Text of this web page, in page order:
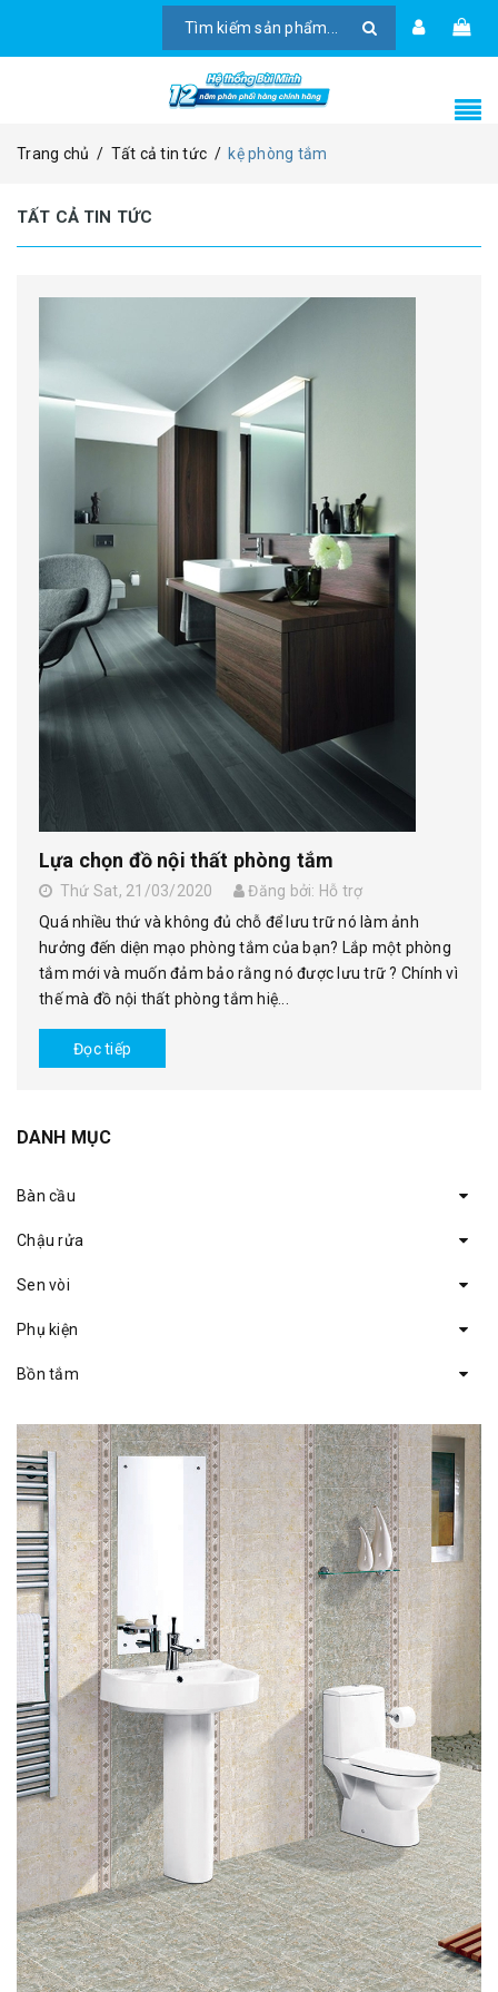
Trang chủ / Tất cả tin tức / kệ phòng tắm
TẤT CẢ TIN TỨC
Lựa chọn đồ nội thất phòng tắm
Thứ Sat, 21/03/2020
Đăng bởi: Hỗ trợ
Quá nhiều thứ và không đủ chỗ để lưu trữ nó làm ảnh
hưởng đến diện mạo phòng tắm của bạn? Lắp một phòng
tắm mới và muốn đảm bảo rằng nó được lưu trữ ? Chính vì
thế mà đồ nội thất phòng tắm hiệ...
Đọc tiếp
DANH MỤC
Bàn cầu
Chậu rửa
Sen vòi
Phụ kiện
Bồn tắm